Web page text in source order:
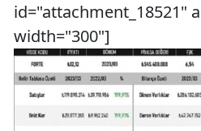
id="attachment_18521"
width="300"]